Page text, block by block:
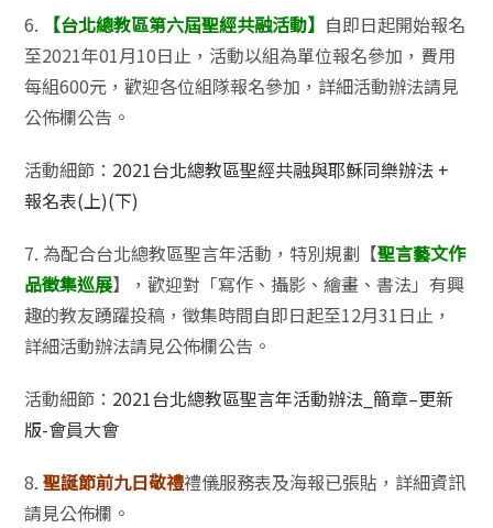
6. 【台北總教區第六屆聖經共融活動】 自即日起開始報名
至2021年01月10日止，活動以組為單位報名參加，費用
每組600元，歡迎各位組隊報名參加，詳細活動辦法請見
公佈欄公告。
活動細節： 2021台北總教區聖經共融與耶穌同樂辦法 +
報名表(上)(下)
7. 為配合台北總教區聖言年活動，特別規劃【聖言藝文作
品徵集巡展】，歡迎對「寫作、攝影、繪畫、書法」有興
趣的教友踴躍投稿，徵集時間自即日起至12月31日止，
詳細活動辦法請見公佈欄公告。
活動細節： 2021台北總教區聖言年活動辦法_簡章–更新
版-會員大會
8.聖誕節前九日敬禮禮儀服務表及海報已張貼，詳細資訊
請見公佈欄。